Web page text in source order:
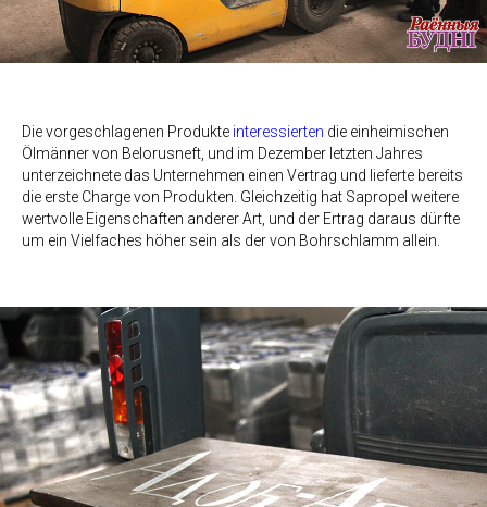
Die vorgeschlagenen Produkte interessierten die einheimischen
Ölmänner von Belorusneft, und im Dezember letzten Jahres
unterzeichnete das Unternehmen einen Vertrag und lieferte bereits
die erste Charge von Produkten. Gleichzeitig hat Sapropel weitere
wertvolle Eigenschaften anderer Art, und der Ertrag daraus dürfte
um ein Vielfaches höher sein als der von Bohrschlamm allein.